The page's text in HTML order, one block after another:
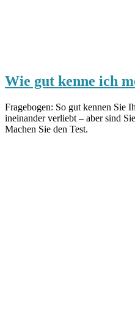
Wie gut kenne ich
Fragebogen: So gut kennen Sie
ineinander verliebt – aber sind
Machen Sie den Test.